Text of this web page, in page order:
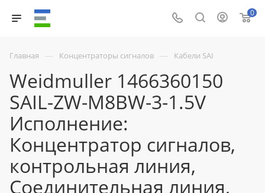
0
Главная — Концентраторы сигналов — Кабели SAI
Weidmuller 1466360150
SAIL-ZW-M8BW-3-1.5V
Исполнение:
Концентратор сигналов,
контрольная линия,
Соединительная линия,